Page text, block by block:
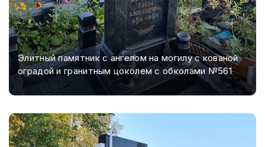
Элитный памятник с ангелом на могилу с кованой
оградой и гранитным цоколем с обколами №561